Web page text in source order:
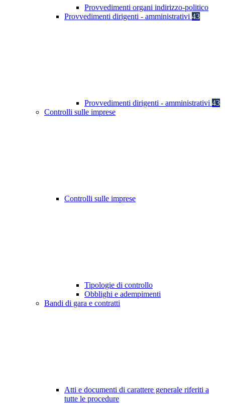
Provvedimenti organi indirizzo-politico
Provvedimenti dirigenti - amministrativi 43
Provvedimenti dirigenti - amministrativi 43
Controlli sulle imprese
Controlli sulle imprese
Tipologie di controllo
Obblighi e adempimenti
Bandi di gara e contratti
Atti e documenti di carattere generale riferiti a
tutte le procedure